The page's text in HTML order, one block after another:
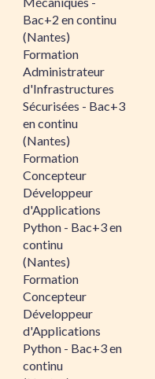
Bac+2 en continu
(Nantes)
Formation
Administrateur
d'Infrastructures
Sécurisées - Bac+3
en continu
(Nantes)
Formation
Concepteur
Développeur
d'Applications
Python - Bac+3 en
continu
(Nantes)
Formation
Concepteur
Développeur
d'Applications
Python - Bac+3 en
continu